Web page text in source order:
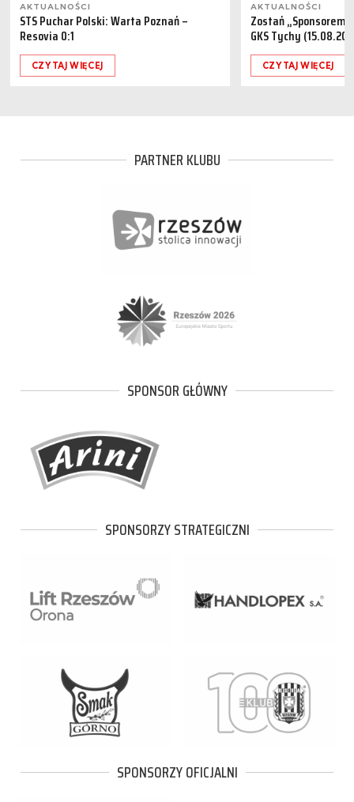
AKTUALNOŚCI
STS Puchar Polski: Warta Poznań –
Resovia 0:1
CZYTAJ WIĘCEJ
AKTUALNOŚCI
Zostań „Sponsorem
GKS Tychy
CZYTAJ WIĘCEJ
PARTNER KLUBU
SPONSOR GŁÓWNY
SPONSORZY STRATEGICZNI
SPONSORZY OFICJALNI